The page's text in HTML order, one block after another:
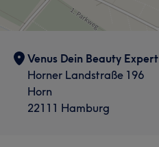
Venus Dein Beauty Expert
Horner Landstraße 196
Horn
22111 Hamburg